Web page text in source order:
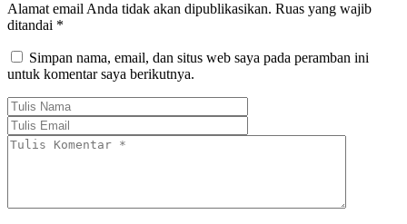
Alamat email Anda tidak akan dipublikasikan. Ruas yang wajib
ditandai *
Simpan nama, email, dan situs web saya pada peramban ini
untuk komentar saya berikutnya.